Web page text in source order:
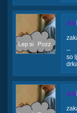
ÆN
--
so
ÆN